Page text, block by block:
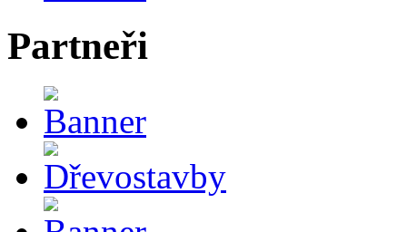
Partneři